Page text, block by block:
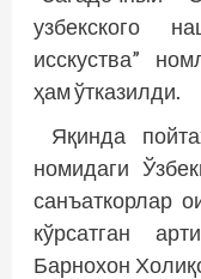
узбекского
исскуства”
ҳам ўтказилди.
Яқинда
номидаги
санъаткорлар
кўрсатган
Барнохон